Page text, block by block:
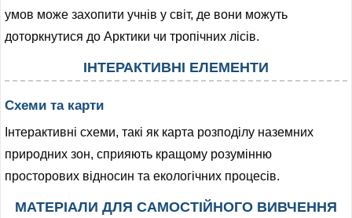
умов може захопити учнів у світ, де вони можуть
доторкнутися до Арктики чи тропічних лісів.
ІНТЕРАКТИВНІ ЕЛЕМЕНТИ
Схеми та карти
Інтерактивні схеми, такі як карта розподілу наземних
природних зон, сприяють кращому розумінню
просторових відносин та екологічних процесів.
МАТЕРІАЛИ ДЛЯ САМОСТІЙНОГО ВИВЧЕННЯ